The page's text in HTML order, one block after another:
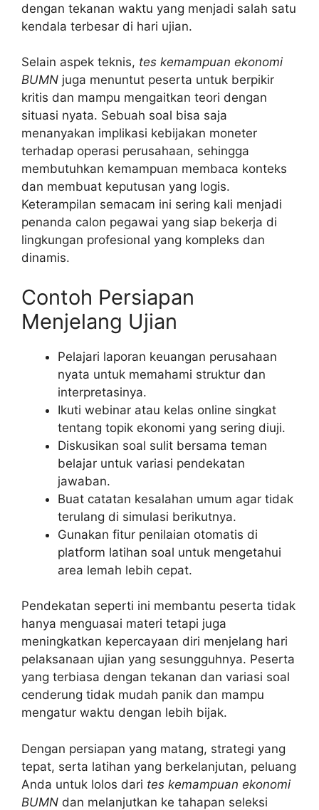
dengan tekanan waktu yang menjadi salah satu
kendala terbesar di hari ujian.
Selain aspek teknis, tes kemampuan ekonomi
BUMN juga menuntut peserta untuk berpikir
kritis dan mampu mengaitkan teori dengan
situasi nyata. Sebuah soal bisa saja
menanyakan implikasi kebijakan moneter
terhadap operasi perusahaan, sehingga
membutuhkan kemampuan membaca konteks
dan membuat keputusan yang logis.
Keterampilan semacam ini sering kali menjadi
penanda calon pegawai yang siap bekerja di
lingkungan profesional yang kompleks dan
dinamis.
Contoh Persiapan
Menjelang Ujian
Pelajari laporan keuangan perusahaan
nyata untuk memahami struktur dan
interpretasinya.
Ikuti webinar atau kelas online singkat
tentang topik ekonomi yang sering diuji.
Diskusikan soal sulit bersama teman
belajar untuk variasi pendekatan
jawaban.
Buat catatan kesalahan umum agar tidak
terulang di simulasi berikutnya.
Gunakan fitur penilaian otomatis di
platform latihan soal untuk mengetahui
area lemah lebih cepat.
Pendekatan seperti ini membantu peserta tidak
hanya menguasai materi tetapi juga
meningkatkan kepercayaan diri menjelang hari
pelaksanaan ujian yang sesungguhnya. Peserta
yang terbiasa dengan tekanan dan variasi soal
cenderung tidak mudah panik dan mampu
mengatur waktu dengan lebih bijak.
Dengan persiapan yang matang, strategi yang
tepat, serta latihan yang berkelanjutan, peluang
Anda untuk lolos dari tes kemampuan ekonomi
BUMN dan melanjutkan ke tahapan seleksi